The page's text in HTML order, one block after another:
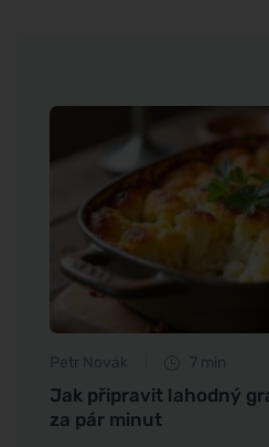
Petr Novák 7 min
Jak připravit lahodný
za pár minut